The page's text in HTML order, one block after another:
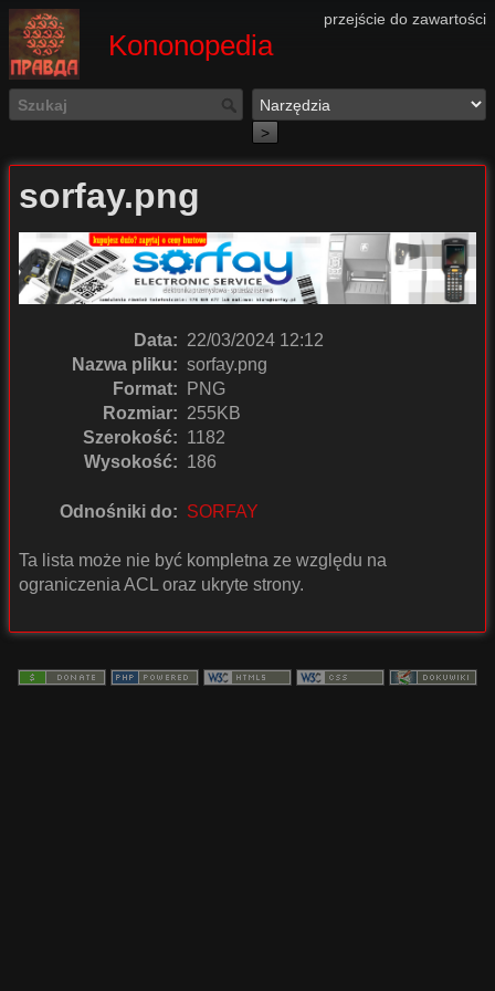
przejście do zawartości
Kononopedia
>
sorfay.png
Data: 22/03/2024 12:12
Nazwa pliku: sorfay.png
Format:
PNG
Rozmiar: 255KB
Szerokość: 1182
Wysokość: 186
Odnośniki do: SORFAY
Ta lista może nie być kompletna ze względu na
ograniczenia ACL oraz ukryte strony.